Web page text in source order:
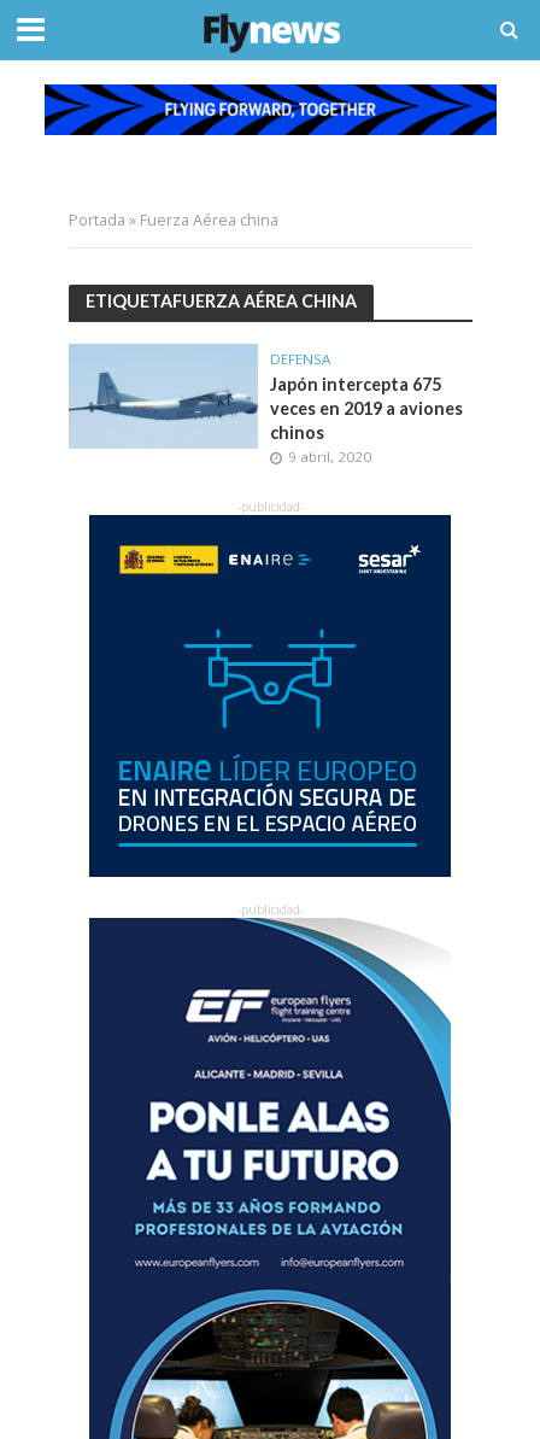
Portada » Fuerza Aérea china
ETIQUETAFUERZA AÉREA CHINA
DEFENSA
Japón intercepta 675
veces en 2019 a aviones
chinos
9 abril, 2020